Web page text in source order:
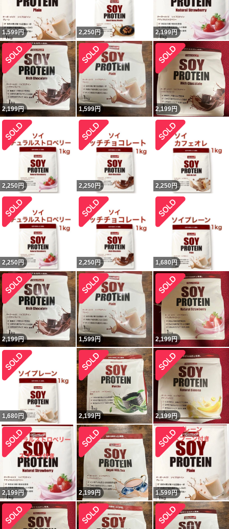
1,599円 2,250 円 2,199円
2,199円 1,599円 2,199円
2,250 円 2,250 円 2,250 円
2,250 円 2,250 円 1,680 円
2,199円 1,599円 2,199円
1,680 円 2,199円 2,199円
2,199円 2,199円 1,599円